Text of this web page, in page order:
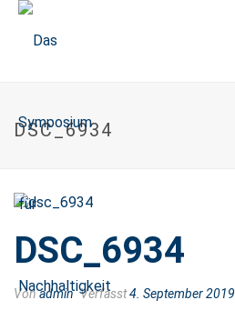
DSC_6934
DSC_6934
Vonadmin Verfasst4. September 2019